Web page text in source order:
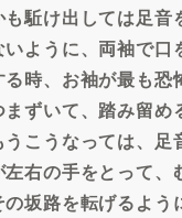
駈け出しては足
ように、両袖で口
時、お袖が最も恐
ずいて、踏み留め
こうなっては、足
右の手をとって、
坂路を転げるよう